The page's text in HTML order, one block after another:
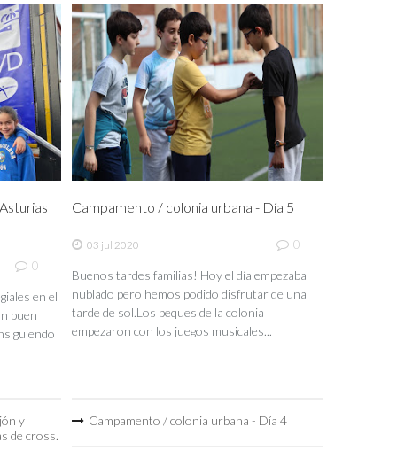
0
en el
buen
y
de cross.
Campamento / colonia urbana - Día 5
03 jul 2020 0
Buenos tardes familias! Hoy el día empezaba
nublado pero hemos podido disfrutar de una
tarde de sol.Los peques de la colonia
empezaron con los juegos musicales...
Campamento / colonia urbana - Día 4